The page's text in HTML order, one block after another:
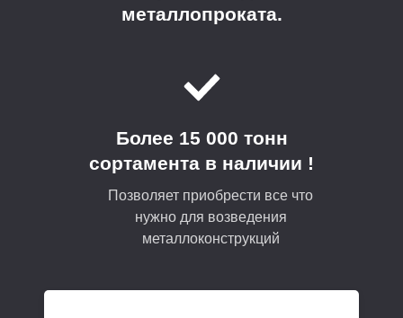
металлопроката.
Более 15 000 тонн
сортамента в наличии !
Позволяет приобрести все что
нужно для возведения
металлоконструкций